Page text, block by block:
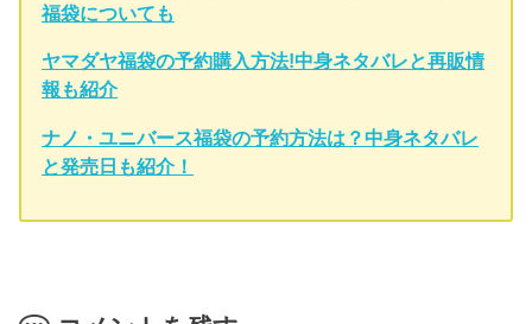
福袋についても
ヤマダヤ福袋の予約購入方法!中身ネタバレと再販情
報も紹介
ナノ・ユニバース福袋の予約方法は？中身ネタバレ
と発売日も紹介！